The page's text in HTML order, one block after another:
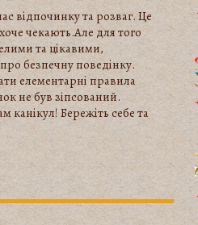
відпочинку та розваг. Це
чекають.Але для того
та цікавими,
безпечну поведінку.
елементарні правила
не був зіпсований.
канікул! Бережіть себе та